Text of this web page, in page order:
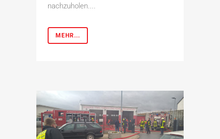
nachzuholen....
MEHR...